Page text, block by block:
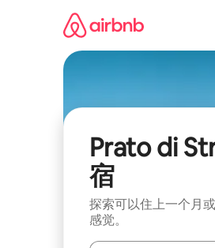
Prato di
宿
探索可以住上一个月
感觉。